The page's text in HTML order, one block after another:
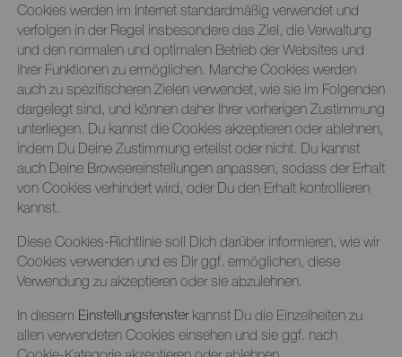
Sie
Cookies werden im Internet standardmäßig verwendet und
verfolgen in der Regel insbesondere das Ziel, die Verwaltung
und den normalen und optimalen Betrieb der Websites und
ihrer Funktionen zu ermöglichen. Manche Cookies werden
auch zu spezifischeren Zielen verwendet, wie sie im Folgenden
dargelegt sind, und können daher Ihrer vorherigen Zustimmung
unterliegen. Du kannst die Cookies akzeptieren oder ablehnen,
indem Du Deine Zustimmung erteilst oder nicht. Du kannst
auch Deine Browsereinstellungen anpassen, sodass der Erhalt
von Cookies verhindert wird, oder Du den Erhalt kontrollieren
kannst.
Diese Cookies-Richtlinie soll Dich darüber informieren, wie wir
Cookies verwenden und es Dir ggf. ermöglichen, diese
Verwendung zu akzeptieren oder sie abzulehnen.
In diesem Einstellungsfensterkannst Du die Einzelheiten zu
allen verwendeten Cookies einsehen und sie ggf. nach